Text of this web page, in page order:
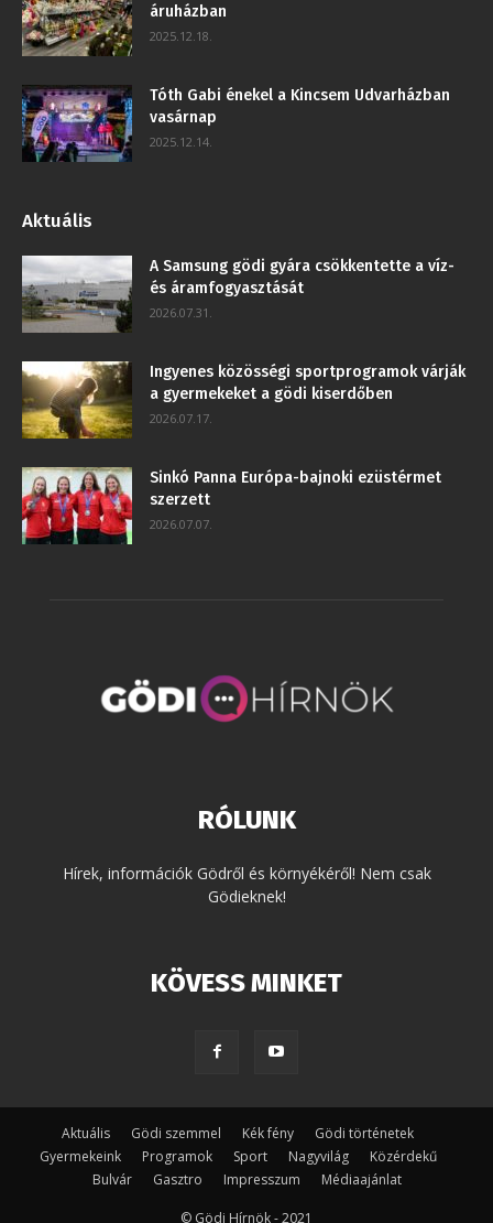
áruházban
2025.12.18.
Tóth Gabi énekel a Kincsem Udvarházban
vasárnap
2025.12.14.
Aktuális
A Samsung gödi gyára csökkentette a víz-
és áramfogyasztását
2026.07.31.
Ingyenes közösségi sportprogramok várják
a gyermekeket a gödi kiserdőben
2026.07.17.
Sinkó Panna Európa-bajnoki ezüstérmet
szerzett
2026.07.07.
RÓLUNK
Hírek, információk Gödről és környékéről! Nem csak
Gödieknek!
KÖVESS MINKET
Aktuális Gödi szemmel Kék fény
Gödi történetek
Gyermekeink
Programok Sport Nagyvilág
Közérdekű
Bulvár
Gasztro Impresszum Médiaajánlat
© Gödi Hírnök - 2021